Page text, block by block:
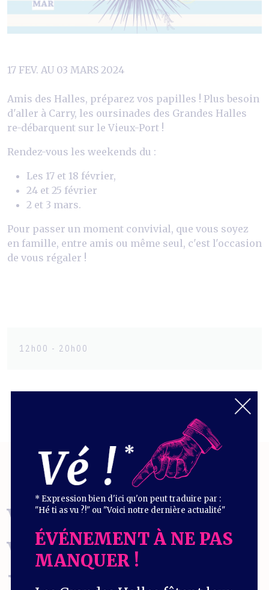
17 FEV. AU 03 MARS 2024
Amis des Halles, préparez vos papilles ! Plus besoin
d'aller à Carry, les oursinades des Grandes Halles
re-débarquent sur le Vieux-Port !
Rendez-vous les weekends du :
Les 17 et 18 février,
24 et 25 février
2 et 3 mars.
Pour passer un moment convivial, que vous soyez
en famille, entre amis ou même seul, c'est l'occasion
de vous régaler !
12h00 - 20h00
VOUS EN
VOULEZ
* Expression bien d'ici qu'on peut traduire par :
"Hé ti as vu ?!" ou "Voici notre dernière actualité"
ÉVÉNEMENT À NE PAS
MANQUER !